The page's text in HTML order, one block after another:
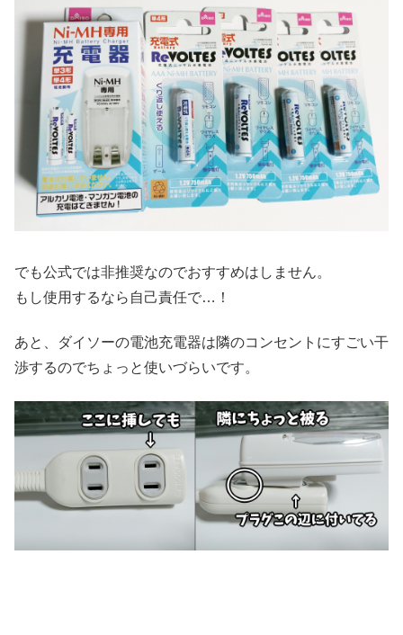
でも公式では非推奨なのでおすすめはしません。
もし使用するなら自己責任で…！
あと、ダイソーの電池充電器は隣のコンセントにすごい干
渉するのでちょっと使いづらいです。